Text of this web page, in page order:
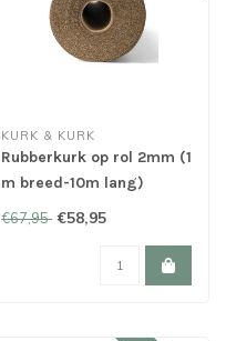
KURK & KURK
Rubberkurk op rol 2mm (1
m breed-10m lang)
€67,95 €58,95